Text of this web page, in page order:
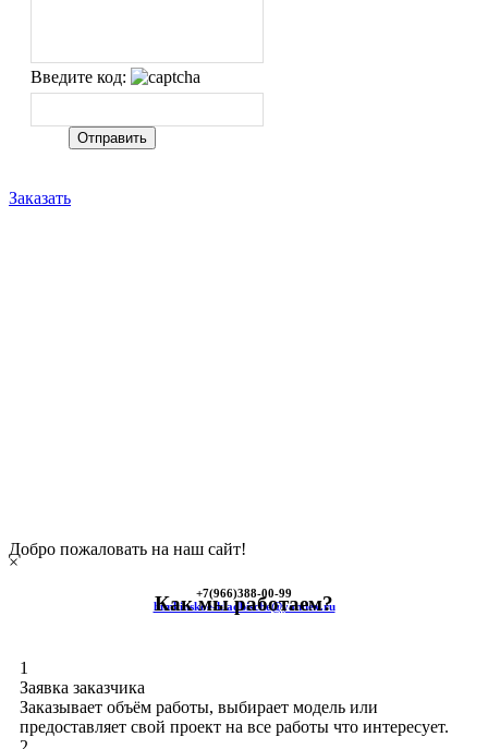
Введите код:
Заказать
Добро пожаловать на наш сайт!
+7(966)388-00-99
himkinskoe-kladbische@yandex.ru
×
Как мы работаем?
1
Заявка заказчика
Заказывает объём работы, выбирает модель или
предоставляет свой проект на все работы что интересует.